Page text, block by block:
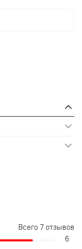
Всего 7 отзывов
6